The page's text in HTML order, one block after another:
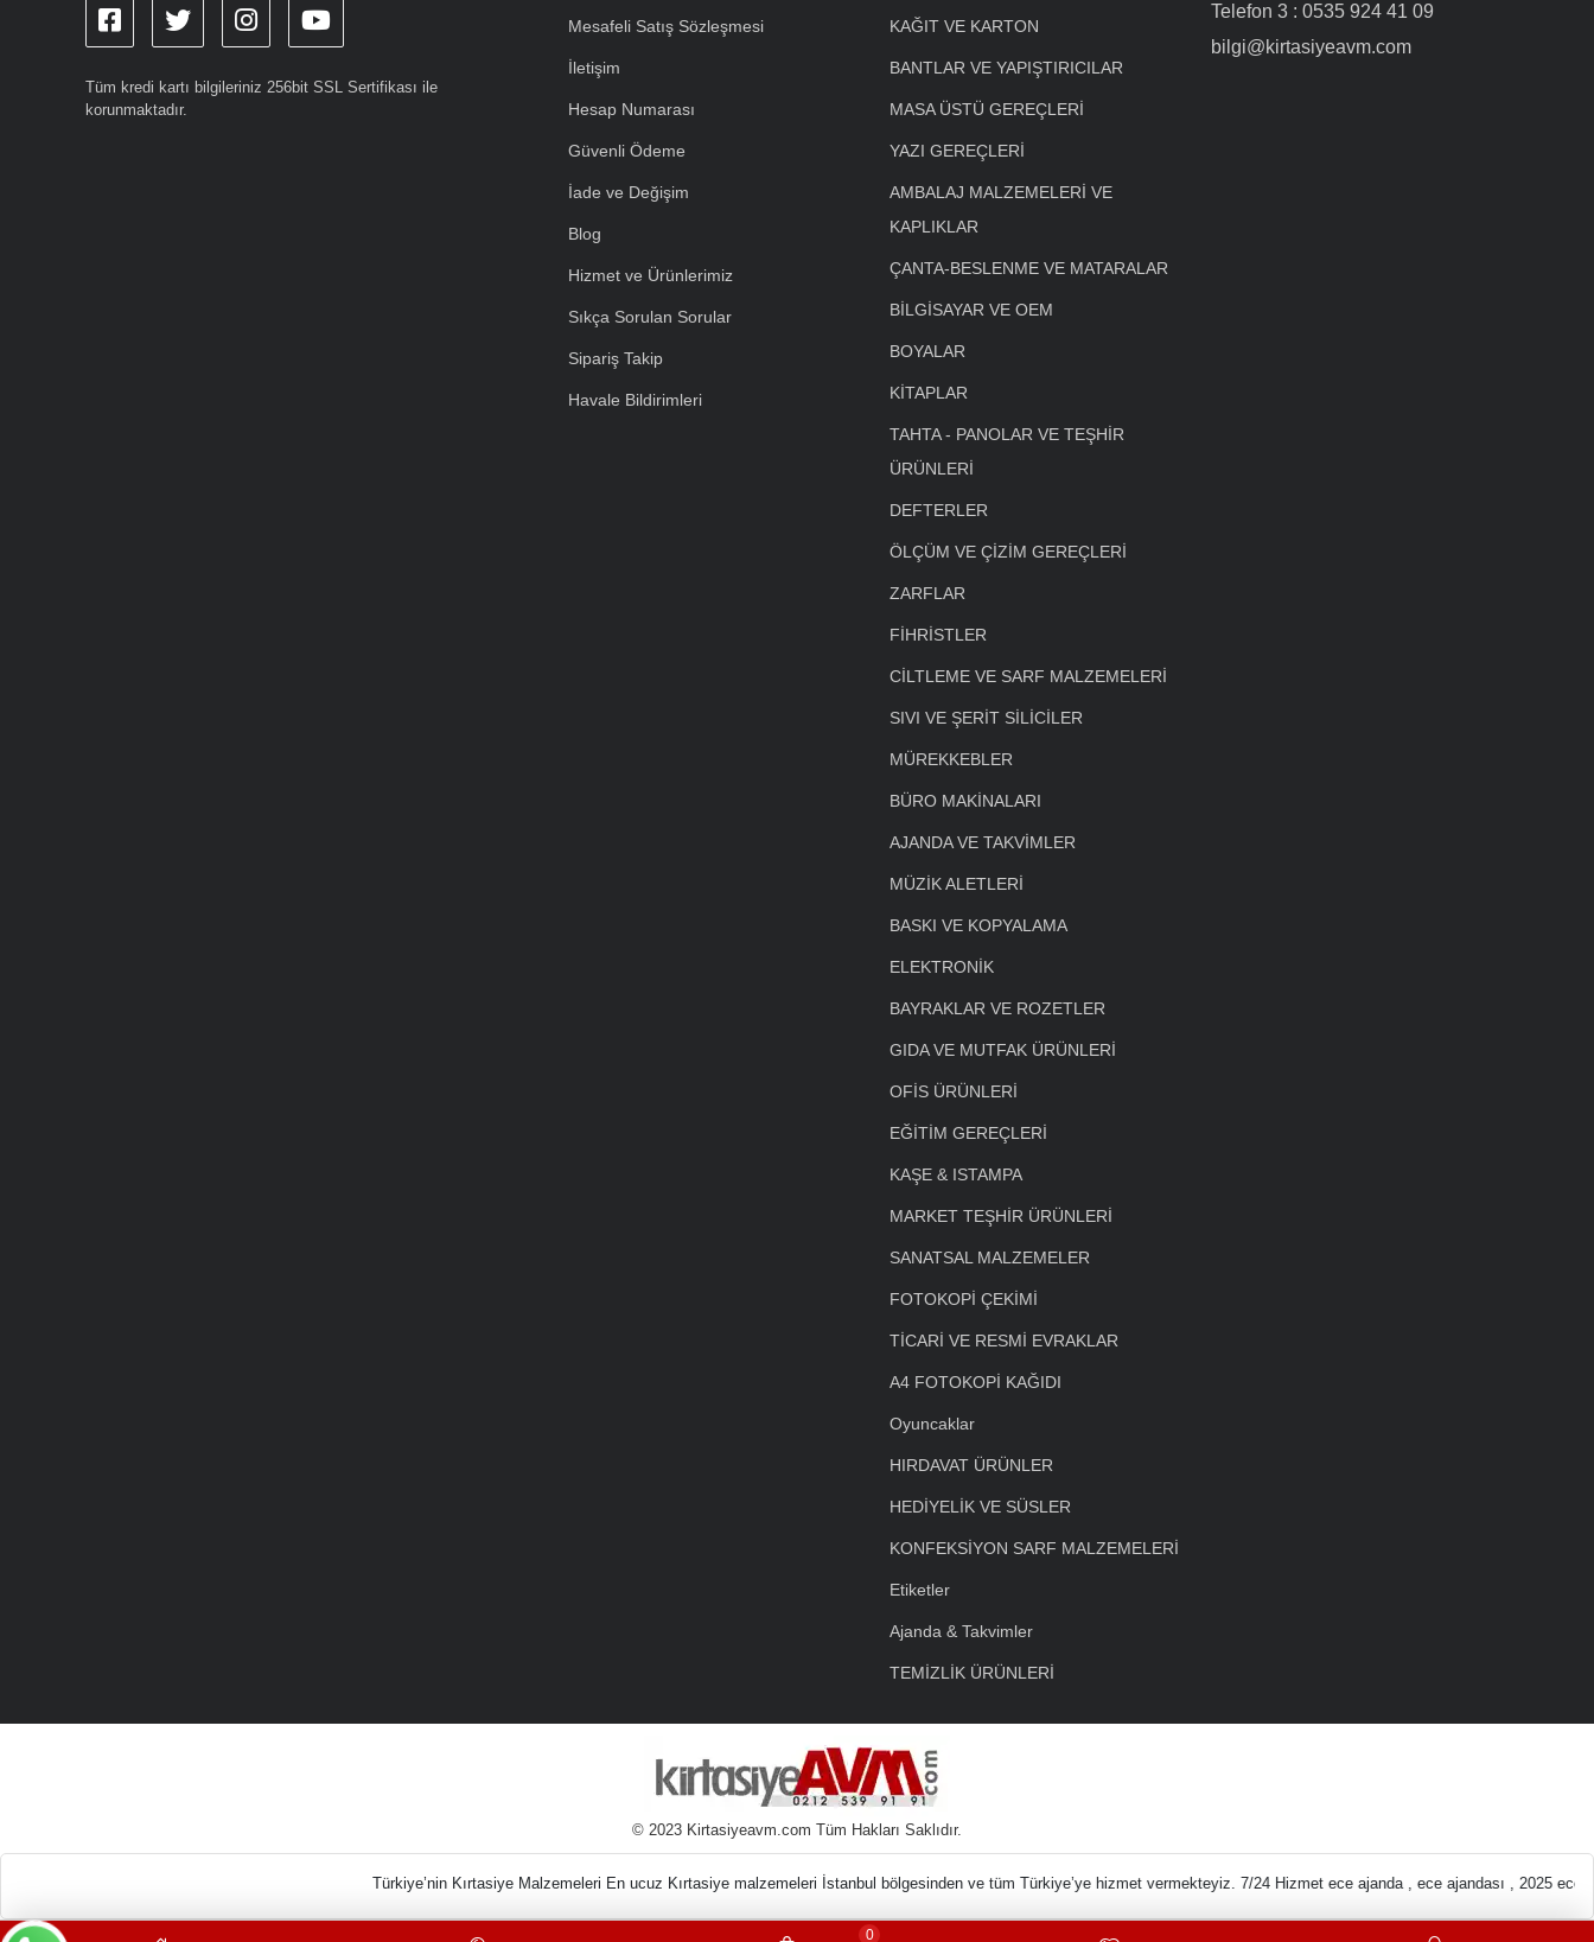
Tüm kredi kartı bilgileriniz 256bit SSL Sertifikası ile
korunmaktadır.
Mesafeli Satış Sözleşmesi
İletişim
Hesap Numarası
Güvenli Ödeme
İade ve Değişim
Blog
Hizmet ve Ürünlerimiz
Sıkça Sorulan Sorular
Sipariş Takip
Havale Bildirimleri
KAĞIT VE KARTON
BANTLAR VE YAPIŞTIRICILAR
MASA ÜSTÜ GEREÇLERİ
YAZI GEREÇLERİ
AMBALAJ MALZEMELERİ VE
KAPLIKLAR
ÇANTA-BESLENME VE MATARALAR
BİLGİSAYAR VE OEM
BOYALAR
KİTAPLAR
TAHTA - PANOLAR VE TEŞHİR
ÜRÜNLERİ
DEFTERLER
ÖLÇÜM VE ÇİZİM GEREÇLERİ
ZARFLAR
FİHRİSTLER
CİLTLEME VE SARF MALZEMELERİ
SIVI VE ŞERİT SİLİCİLER
MÜREKKEBLER
BÜRO MAKİNALARI
AJANDA VE TAKVİMLER
MÜZİK ALETLERİ
BASKI VE KOPYALAMA
ELEKTRONİK
BAYRAKLAR VE ROZETLER
GIDA VE MUTFAK ÜRÜNLERİ
OFİS ÜRÜNLERİ
EĞİTİM GEREÇLERİ
KAŞE & ISTAMPA
MARKET TEŞHİR ÜRÜNLERİ
SANATSAL MALZEMELER
FOTOKOPİ ÇEKİMİ
TİCARİ VE RESMİ EVRAKLAR
A4 FOTOKOPİ KAĞIDI
Oyuncaklar
HIRDAVAT ÜRÜNLER
HEDİYELİK VE SÜSLER
KONFEKSİYON SARF MALZEMELERİ
Etiketler
Ajanda & Takvimler
TEMİZLİK ÜRÜNLERİ
Telefon 3 : 0535 924 41 09
bilgi@kirtasiyeavm.com
© 2023 Kirtasiyeavm.com Tüm Hakları Saklıdır.
Türkiye’nin Kırtasiye Malzemeleri En ucuz
0